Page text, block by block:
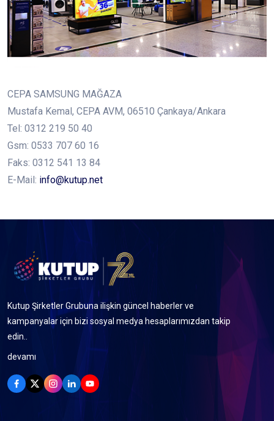
CEPA SAMSUNG MAĞAZA
Mustafa Kemal, CEPA AVM, 06510 Çankaya/Ankara
Tel: 0312 219 50 40
Gsm: 0533 707 60 16
Faks: 0312 541 13 84
E-Mail: info@kutup.net
Kutup Şirketler Grubuna ilişkin güncel haberler ve
kampanyalar için bizi sosyal medya hesaplarımızdan takip
edin..
devamı